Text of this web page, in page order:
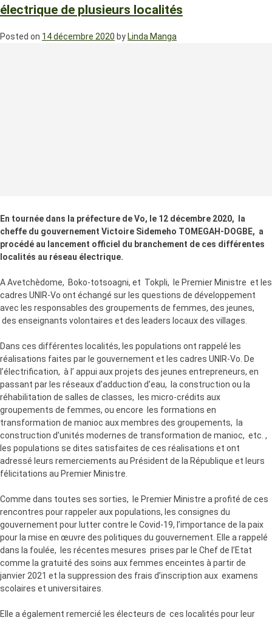
électrique de plusieurs localités
Posted on 14 décembre 2020 by Linda Manga
En tournée dans la préfecture de Vo, le 12 décembre 2020, la
cheffe du gouvernement Victoire Sidemeho TOMEGAH-DOGBE, a
procédé au lancement officiel du branchement de ces différentes
localités au réseau électrique.
A Avetchèdome, Boko-totsoagni, et Tokpli, le Premier Ministre et les
cadres UNIR-Vo ont échangé sur les questions de développement
avec les responsables des groupements de femmes, des jeunes,
des enseignants volontaires et des leaders locaux des villages.
Dans ces différentes localités, les populations ont rappelé les
réalisations faites par le gouvernement et les cadres UNIR-Vo. De
l’électrification, à l’ appui aux projets des jeunes entrepreneurs, en
passant par les réseaux d’adduction d’eau, la construction ou la
réhabilitation de salles de classes, les micro-crédits aux
groupements de femmes, ou encore les formations en
transformation de manioc aux membres des groupements, la
construction d’unités modernes de transformation de manioc, etc. ,
les populations se dites satisfaites de ces réalisations et ont
adressé leurs remerciements au Président de la République et leurs
félicitations au Premier Ministre.
Comme dans toutes ses sorties, le Premier Ministre a profité de ces
rencontres pour rappeler aux populations, les consignes du
gouvernement pour lutter contre le Covid-19, l’importance de la paix
pour la mise en œuvre des politiques du gouvernement. Elle a rappelé
dans la foulée, les récentes mesures prises par le Chef de l’Etat
comme la gratuité des soins aux femmes enceintes à partir de
janvier 2021 et la suppression des frais d’inscription aux examens
scolaires et universitaires.
Elle a également remercié les électeurs de ces localités pour leur